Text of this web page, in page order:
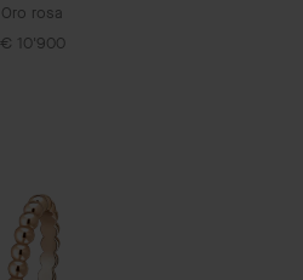
Oro rosa
€ 10'900